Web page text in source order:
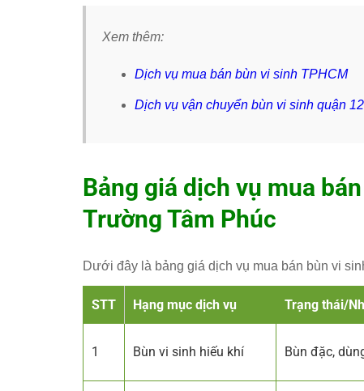
Xem thêm:
Dịch vụ mua bán bùn vi sinh TPHCM
Dịch vụ vận chuyển bùn vi sinh quận 12
Bảng giá dịch vụ mua
Trường Tâm Phúc
Dưới đây là bảng giá dịch vụ mua bán bùn vi
STT Hạng mục dịch vụ Trạng thái/
1 Bùn vi sinh hiếu khí Bùn đặc,